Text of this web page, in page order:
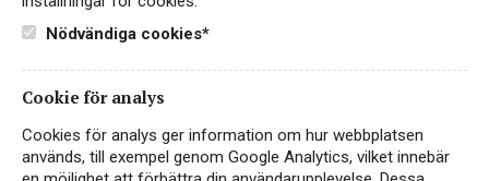
Instagram
Facebook
Nödvändiga cookies*
Cookie för analys
Cookies för analys ger information om hur webbplatsen
används, till exempel genom Google Analytics, vilket innebär